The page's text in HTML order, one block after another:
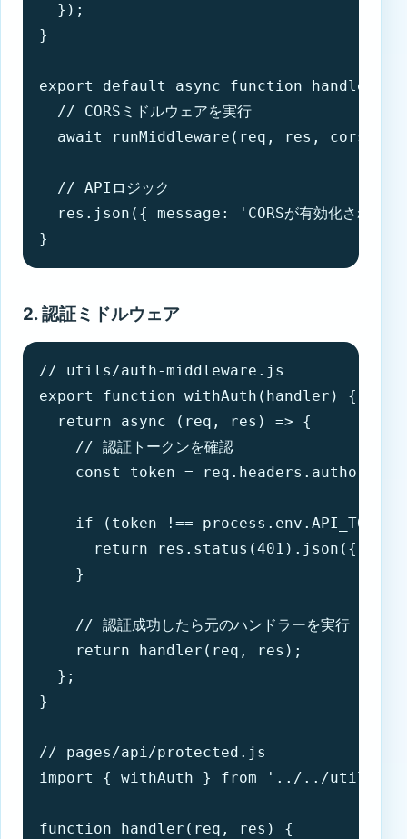
  });
}
export default async function
  // CORSミドルウェアを実行
  await runMiddleware(req, res, cors);
  // APIロジック
res.json({ message: 'CORSが有効化されてい
}
2. 認証ミドルウェア
// utils/auth-middleware.js
export function withAuth(handler) {
  return async (req, res) => {
    // 認証トークンを確認
const token =
if (token !== process.env.API_TOKEN)
return res.status(401).json({
    }
    // 認証成功したら元のハンドラーを実行
    return handler(req, res);
  };
}
// pages/api/protected.js
import { withAuth } from '../../utils/
function handler(req, res) {